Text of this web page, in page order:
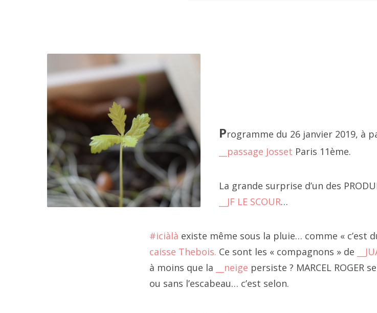
2022 mai
2022 mars
2022 janvier
2021 décembre
Programme du 26 janvier 2019, à
__passage Josset Paris 11ème.
La grande surprise d’un des
__JF LE SCOUR…
#iciàlà existe même sous la pluie… comme « c’est
caisse Thebois. Ce sont les « compagnons » de
à moins que la
__neige persiste ? MARCEL ROGER
ou sans l’escabeau… c’est selon.
1er décembre 2010, place Vendôme